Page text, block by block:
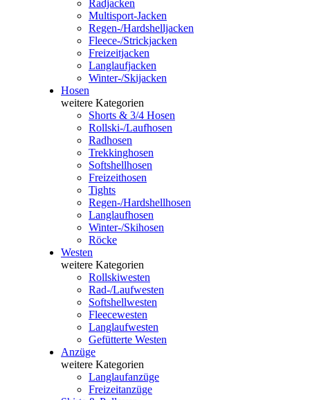
Radjacken
Multisport-Jacken
Regen-/Hardshelljacken
Fleece-/Strickjacken
Freizeitjacken
Langlaufjacken
Winter-/Skijacken
Hosen
weitere Kategorien
Shorts & 3/4 Hosen
Rollski-/Laufhosen
Radhosen
Trekkinghosen
Softshellhosen
Freizeithosen
Tights
Regen-/Hardshellhosen
Langlaufhosen
Winter-/Skihosen
Röcke
Westen
weitere Kategorien
Rollskiwesten
Rad-/Laufwesten
Softshellwesten
Fleecewesten
Langlaufwesten
Gefütterte Westen
Anzüge
weitere Kategorien
Langlaufanzüge
Freizeitanzüge